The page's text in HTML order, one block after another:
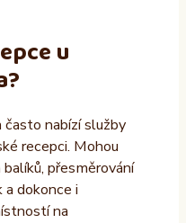
u
často nabízí služby
recepci. Mohou
přesměrování
a dokonce i
na